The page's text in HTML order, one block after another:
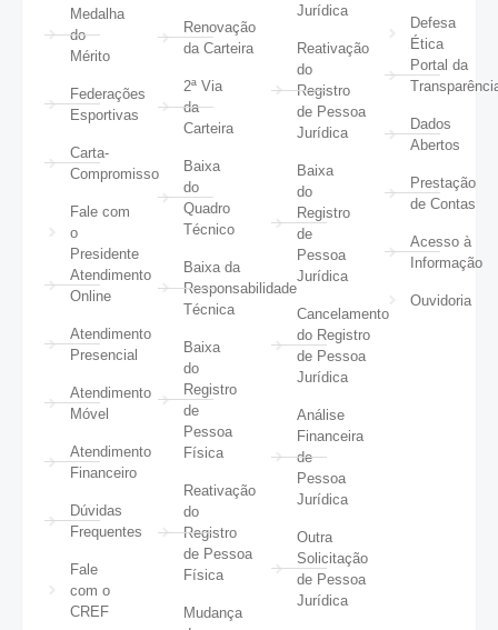
Medalha
do
Mérito
Federações
Esportivas
Carta-
Compromisso
Fale com
o
Presidente
Atendimento
Online
Atendimento
Presencial
Atendimento
Móvel
Atendimento
Financeiro
Dúvidas
Frequentes
Fale
com o
CREF
Renovação
da Carteira
2ª Via
da
Carteira
Baixa
do
Quadro
Técnico
Baixa da
Responsabilidade
Técnica
Baixa
do
Registro
de
Pessoa
Física
Reativação
do
Registro
de Pessoa
Física
Mudança
Jurídica
Reativação
do
Registro
de Pessoa
Jurídica
Baixa
do
Registro
de
Pessoa
Jurídica
Cancelamento
do Registro
de Pessoa
Jurídica
Análise
Financeira
de
Pessoa
Jurídica
Outra
Solicitação
de Pessoa
Jurídica
Defesa
Ética
Portal da
Dados
Abertos
Prestação
de Contas
Acesso à
Informação
Ouvidoria